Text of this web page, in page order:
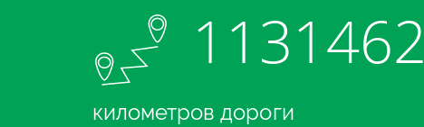
1131462
километров дороги